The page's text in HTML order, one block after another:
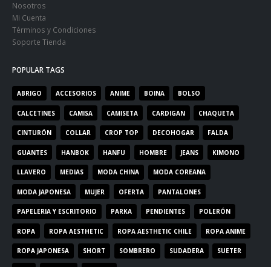
Nosotros
Mi Cuenta
Términos y Condiciones
Soporte Tienda
POPULAR TAGS
ABRIGO ACCESORIOS ANIME BOINA BOLSO
CALCETINES CAMISA CAMISETA CARDIGAN CHAQUETA
CINTURÓN COLLAR CROP TOP DECOHOGAR FALDA
GUANTES HANBOK HANFU HOMBRE JEANS KIMONO
LLAVERO MEDIAS MODA CHINA MODA COREANA
MODA JAPONESA MUJER OFERTA PANTALONES
PAPELERIA Y ESCRITORIO PARKA PENDIENTES POLERÓN
ROPA ROPA AESTHETIC ROPA AESTHETIC CHILE ROPA ANIME
ROPA JAPONESA SHORT SOMBRERO SUDADERA SUETER